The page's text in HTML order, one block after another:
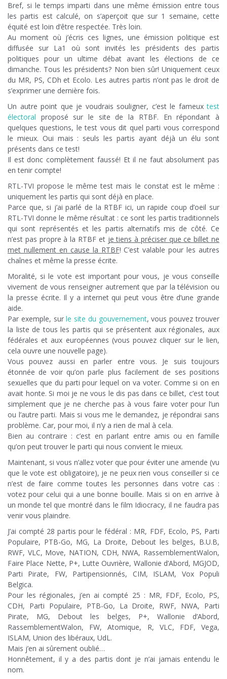
Bref, si le temps imparti dans une même émission entre tous
les partis est calculé, on s’aperçoit que sur 1 semaine, cette
équité est loin d’être respectée. Très loin.
Au moment où j’écris ces lignes, une émission politique est
diffusée sur La1 où sont invités les présidents des partis
politiques pour un ultime débat avant les élections de ce
dimanche. Tous les présidents? Non bien sûr! Uniquement ceux
du MR, PS, CDh et Ecolo. Les autres partis n’ont pas le droit de
s’exprimer une dernière fois.
Un autre point que je voudrais souligner, c’est le fameuxtest
électoral proposé sur le site de la RTBF. En répondant à
quelques questions, le test vous dit quel parti vous correspond
le mieux. Oui mais : seuls les partis ayant déjà un élu sont
présents dans ce test!
Il est donc complètement faussé! Et il ne faut absolument pas
en tenir compte!
RTL-TVI propose le même test mais le constat est le même :
uniquement les partis qui sont déjà en place.
Parce que, si j’ai parlé de la RTBF ici, un rapide coup d’oeil sur
RTL-TVI donne le même résultat : ce sont les partis traditionnels
qui sont représentés et les partis alternatifs mis de côté. Ce
n’est pas propre à la RTBF et je tiens à préciser que ce billet ne
met nullement en cause la RTBF! C’est valable pour les autres
chaînes et même la presse écrite.
Moralité, si le vote est important pour vous, je vous conseille
vivement de vous renseigner autrement que par la télévision ou
la presse écrite. Il y a internet qui peut vous être d’une grande
aide.
Par exemple, surle site du gouvernement, vous pouvez trouver
la liste de tous les partis qui se présentent aux régionales, aux
fédérales et aux européennes (vous pouvez cliquer sur le lien,
cela ouvre une nouvelle page).
Vous pouvez aussi en parler entre vous. Je suis toujours
étonnée de voir qu’on parle plus facilement de ses positions
sexuelles que du parti pour lequel on va voter. Comme si on en
avait honte. Si moi je ne vous le dis pas dans ce billet, c’est tout
simplement que je ne cherche pas à vous faire voter pour l’un
ou l’autre parti. Mais si vous me le demandez, je répondrai sans
problème. Car, pour moi, il n’y a rien de mal à cela.
Bien au contraire : c’est en parlant entre amis ou en famille
qu’on peut trouver le parti qui nous convient le mieux.
Maintenant, si vous n’allez voter que pour éviter une amende (vu
que le vote est obligatoire), je ne peux rien vous conseiller si ce
n’est de faire comme toutes les personnes dans votre cas :
votez pour celui qui a une bonne bouille. Mais si on en arrive à
un monde tel que montré dans le film Idiocracy, il ne faudra pas
venir vous plaindre.
J’ai compté 28 partis pour le fédéral : MR, FDF, Ecolo, PS, Parti
Populaire, PTB-Go, MG, La Droite, Debout les belges, B.U.B,
RWF, VLC, Move, NATION, CDH, NWA, RassemblementWalon,
Faire Place Nette, P+, Lutte Ouvrière, Wallonie d’Abord, MGJOD,
Parti Pirate, FW, Partipensionnés, CIM, ISLAM, Vox Populi
Belgica.
Pour les régionales, j’en ai compté 25 : MR, FDF, Ecolo, PS,
CDH, Parti Populaire, PTB-Go, La Droite, RWF, NWA, Parti
Pirate, MG, Debout les belges, P+, Wallonie d’Abord,
RassemblementWalon, FW, Atomique, R, VLC, FDF, Vega,
ISLAM, Union des libéraux, UdL.
Mais j’en ai sûrement oublié…
Honnêtement, il y a des partis dont je n’ai jamais entendu le
nom.